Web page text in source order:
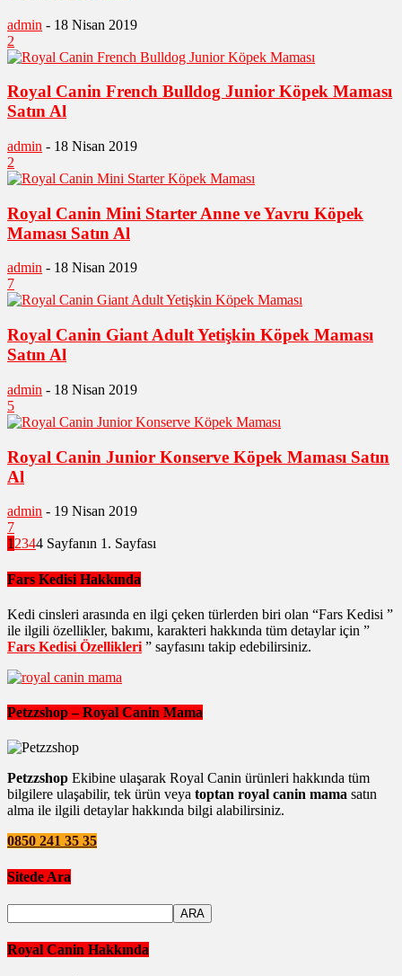
admin - 18 Nisan 2019
2
Royal Canin French Bulldog Junior Köpek Maması
Satın Al
admin - 18 Nisan 2019
2
Royal Canin Mini Starter Anne ve Yavru Köpek
Maması Satın Al
admin - 18 Nisan 2019
7
Royal Canin Giant Adult Yetişkin Köpek Maması
Satın Al
admin - 18 Nisan 2019
5
Royal Canin Junior Konserve Köpek Maması Satın
Al
admin - 19 Nisan 2019
7
1 2344 Sayfanın 1. Sayfası
Fars Kedisi Hakkında
Kedi cinsleri arasında en ilgi çeken türlerden biri olan “Fars Kedisi ”
ile ilgili özellikler, bakımı, karakteri hakkında tüm detaylar için ”
Fars Kedisi Özellikleri ” sayfasını takip edebilirsiniz.
Petzzshop – Royal Canin Mama
Petzzshop Ekibine ulaşarak Royal Canin ürünleri hakkında tüm
bilgilere ulaşabilir, tek ürün veya toptan royal canin mama satın
alma ile ilgili detaylar hakkında bilgi alabilirsiniz.
0850 241 35 35
Sitede Ara
Royal Canin Hakkında